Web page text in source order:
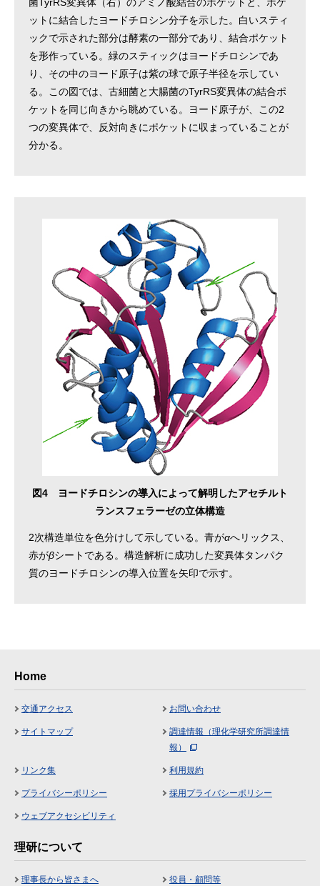
ットに結合したヨードチロシン分子を示した。白いスティ
ックで示された部分は酵素の一部分であり、結合ポケット
を形作っている。緑のスティックはヨードチロシンであ
り、その中のヨード原子は紫の球で原子半径を示してい
る。この図では、古細菌と大腸菌のTyrRS変異体の結合ポ
ケットを同じ向きから眺めている。ヨード原子が、この2
つの変異体で、反対向きにポケットに収まっていることが
分かる。
図4 ヨードチロシンの導入によって解明したアセチルト
ランスフェラーゼの立体構造
2次構造単位を色分けして示している。青がαへリックス、
赤がβシートである。構造解析に成功した変異体タンパク
質のヨードチロシンの導入位置を矢印で示す。
Home
交通アクセス お問い合わせ
サイトマップ
調達情報（理化学研究所調達情
報）
リンク集 利用規約
プライバシーポリシー 採用プライバシーポリシー
ウェブアクセシビリティ
理研について
理事長から皆さまへ 役員・顧問等